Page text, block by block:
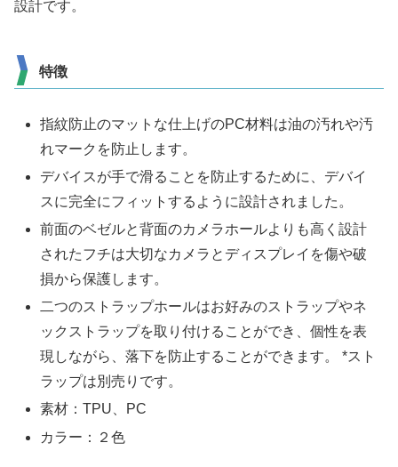
設計です。
特徴
指紋防止のマットな仕上げのPC材料は油の汚れや汚
れマークを防止します。
デバイスが手で滑ることを防止するために、デバイ
スに完全にフィットするように設計されました。
前面のベゼルと背面のカメラホールよりも高く設計
されたフチは大切なカメラとディスプレイを傷や破
損から保護します。
二つのストラップホールはお好みのストラップやネ
ックストラップを取り付けることができ、個性を表
現しながら、落下を防止することができます。 *スト
ラップは別売りです。
素材：TPU、PC
カラー：２色